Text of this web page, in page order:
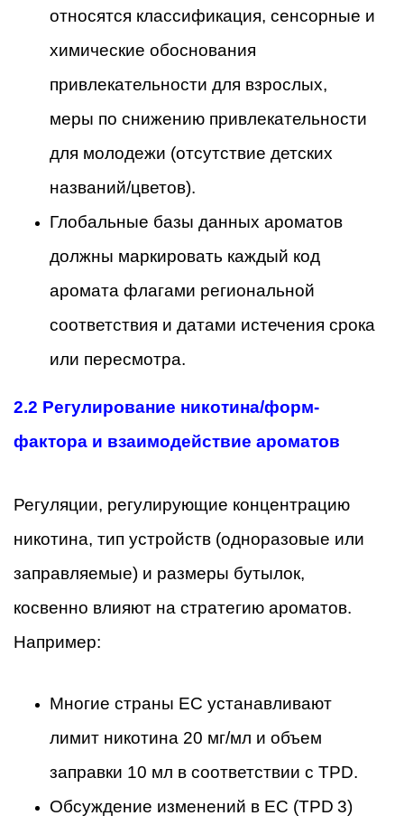
относятся классификация, сенсорные и
химические обоснования
привлекательности для взрослых,
меры по снижению привлекательности
для молодежи (отсутствие детских
названий/цветов).
Глобальные базы данных ароматов
должны маркировать каждый код
аромата флагами региональной
соответствия и датами истечения срока
или пересмотра.
2.2 Регулирование никотина/форм-
фактора и взаимодействие ароматов
Регуляции, регулирующие концентрацию
никотина, тип устройств (одноразовые или
заправляемые) и размеры бутылок,
косвенно влияют на стратегию ароматов.
Например:
Многие страны ЕС устанавливают
лимит никотина 20 мг/мл и объем
заправки 10 мл в соответствии с TPD.
Обсуждение изменений в ЕС (TPD 3)